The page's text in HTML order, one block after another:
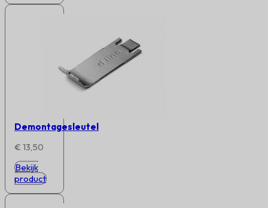
Demontagesleutel
€ 13,50
Bekijk
product